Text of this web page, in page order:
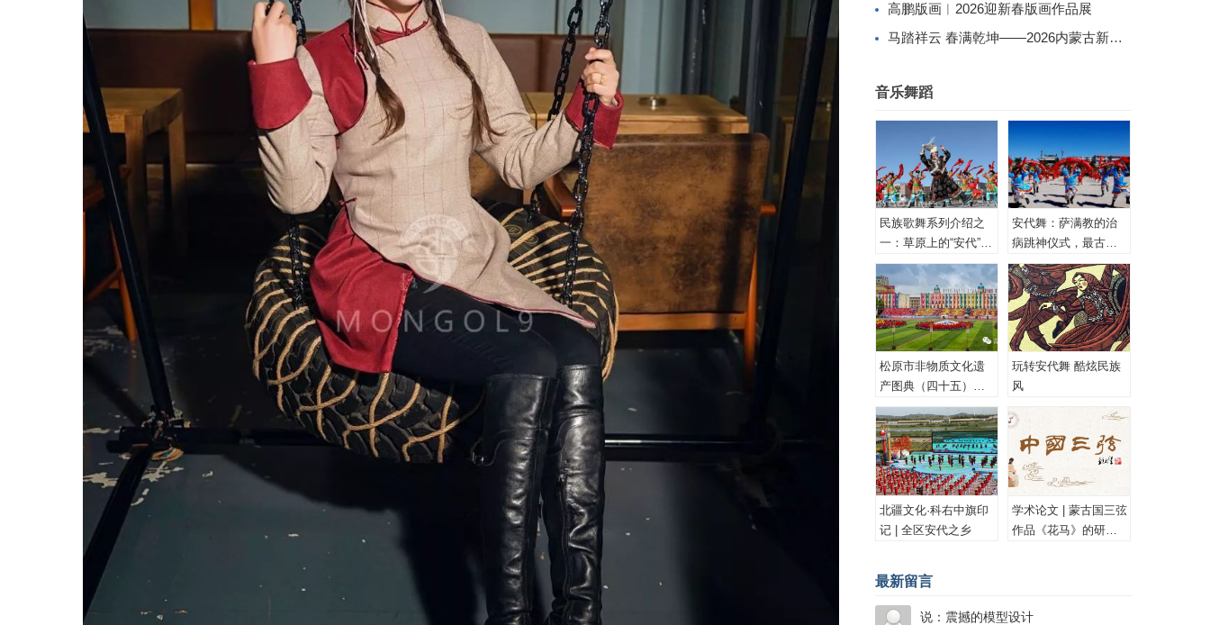
高鹏版画︱2026迎新春版画作品展
马踏祥云 春满乾坤——2026内蒙古新春民间工艺美术线上展（三）
音乐舞蹈
民族歌舞系列介绍之
一：草原上的“安代”和
安代舞
安代舞：萨满教的治
病跳神仪式，最古老
的心理治疗！
松原市非物质文化遗
产图典（四十五）蒙
古族安代舞
玩转安代舞 酷炫民族
风
北疆文化·科右中旗印
记 | 全区安代之乡
学术论文 | 蒙古国三弦
作品《花马》的研究
最新留言
说：震撼的模型设计